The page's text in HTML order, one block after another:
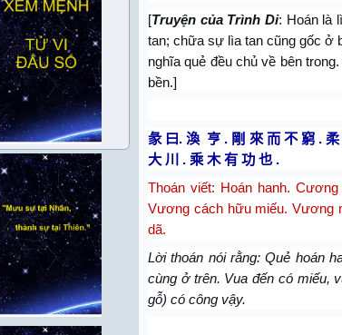
[Truyện của Trình Di: Hoán là
tan; chữa sự lìa tan cũng gốc ở
nghĩa quẻ đều chủ về bên
bền.]
彖 曰. 渙 亨 . 剛 來 而 不 窮 . 柔
大 川 . 乘 木 有 功 也 .
Thoán viết: Hoán hanh.
Vương cách hữu miếu. Vương
dã.
Lời thoán nói rằng: Quẻ hoán
cùng ở trên. Vua đến có miếu,
gỗ) có công vậy.